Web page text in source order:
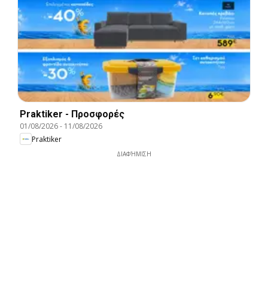
Praktiker - Προσφορές
01/08/2026- 11/08/2026
Praktiker
ΔΙΑΦΉΜΙΣΗ